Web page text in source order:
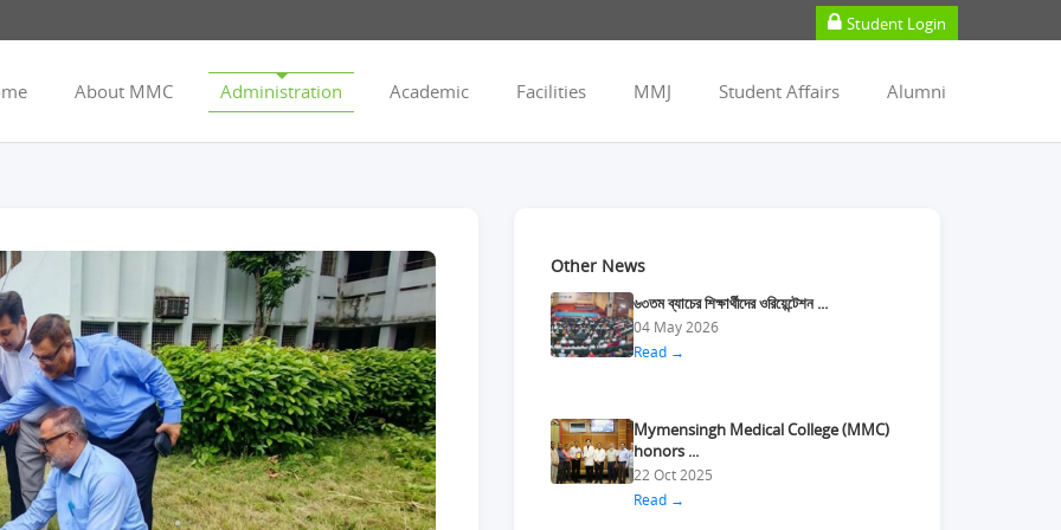
Student Login
About MMC Administration Academic Facilities MMJ Student Affairs Alumni
Other News
৬৩তম ব্যাচের শিক্ষার্থীদের ওরিয়েন্টেশন ...
04 May 2026
Read →
Mymensingh Medical College (MMC)
honors ...
22 Oct 2025
Read →